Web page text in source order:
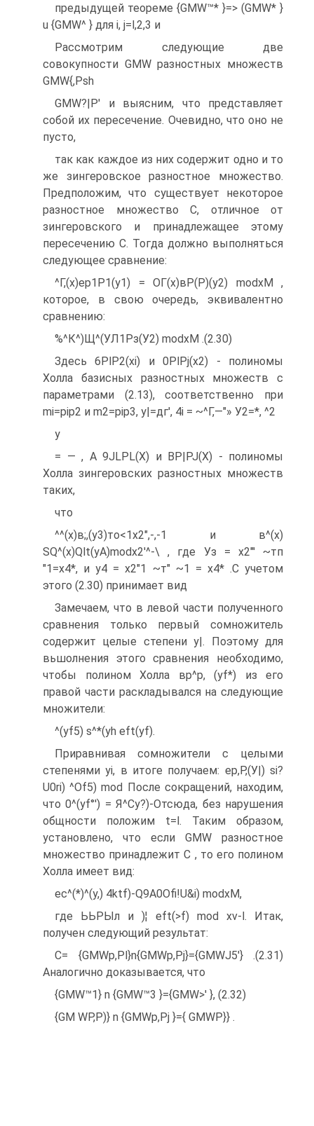
предыдущей теореме {GMW™* }=> (GMW* }
u {GMW^ } для i, j=l,2,3 и
Рассмотрим следующие две
совокупности GMW разностных множеств
GMW{,Psh
GMW?|P' и выясним, что представляет
собой их пересечение. Очевидно, что оно не
пусто,
так как каждое из них содержит одно и то
же зингеровское разностное множество.
Предположим, что существует некоторое
разностное множество С, отличное от
зингеровского и принадлежащее этому
пересечению С. Тогда должно выполняться
следующее сравнение:
^Г,(х)ер1Р1(у1) = ОГ(х)вР(Р)(у2) modxM ,
которое, в свою очередь, эквивалентно
сравнению:
%^К^)Щ^(УЛ1Рз(У2) modхМ .(2.30)
Здесь 6PlP2(xi) и 0PlPj(х2) - полиномы
Холла базисных разностных множеств с
параметрами (2.13), соответственно при
mi=pip2 и m2=pip3, у|=дг', 4i = ~^Г,—"» У2=*, ^2
у
= — , A 9JLPL(X) и BP|PJ(X) - полиномы
Холла зингеровских разностных множеств
таких,
что
^^(х)в;,(у3)то<1х2",-,-1 и в^(х)
SQ^(x)Qlt(yA)modx2'^-\ , где Уз = х2"' ~тп
"1=х4*, и у4 = х2"1 ~т" ~1 = х4* .С учетом
этого (2.30) принимает вид
Замечаем, что в левой части полученного
сравнения только первый сомножитель
содержит целые степени у|. Поэтому для
вьшолнения этого сравнения необходимо,
чтобы полином Холла вр^р, (yf*) из его
правой части раскладывался на следующие
множители:
^(yf5) s^*(yh eft(yf).
Приравнивая сомножители с целыми
степенями yi, в итоге получаем: ер,Р,(У|) si?
U0ri) ^Of5) mod После сокращений, находим,
что 0^(yf°') = Я^Су?)-Отсюда, без нарушения
общности положим t=l. Таким образом,
установлено, что если GMW разностное
множество принадлежит С , то его полином
Холла имеет вид:
ec^(*)^(y,) 4ktf)-Q9A0Ofi!U&i) modxM,
где ЬЬРЫл и )¦ eft(>f) mod xv-l. Итак,
получен следующий результат:
С= {GMWp,Pl}n{GMWp,Pj}={GMWJ5'} .(2.31)
Аналогично доказывается, что
{GMW™1} n {GMW™3 }={GMW>' }, (2.32)
{GM WP,P)} n {GMWp,Pj }={ GMWP}} .